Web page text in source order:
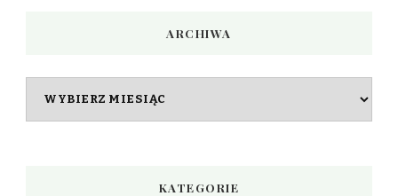
ARCHIWA
KATEGORIE